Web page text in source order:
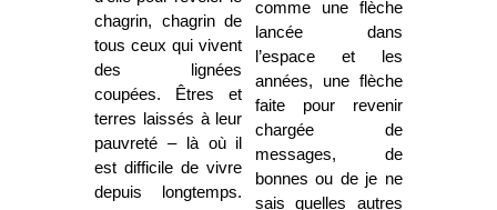
chagrin, chagrin de
tous ceux qui vivent
des lignées
coupées. Êtres et
terres laissés à leur
pauvreté – là où il
est difficile de vivre
depuis longtemps.
comme une flèche
lancée dans
l’espace et les
années, une flèche
faite pour revenir
chargée de
messages, de
bonnes ou de je ne
sais quelles autres